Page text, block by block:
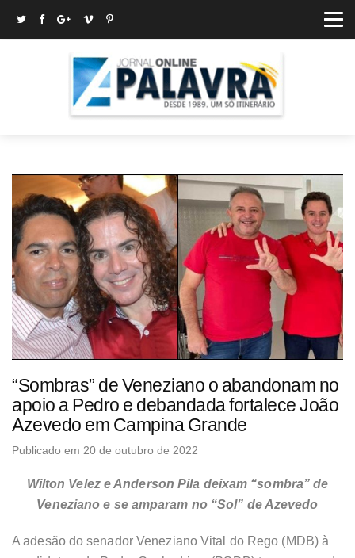
“Sombras” de Veneziano o abandonam no
apoio a Pedro e debandada fortalece João
Azevedo em Campina Grande
Publicado em 20 de outubro de 2022
Wilton Velez e Anderson Pila deixam “sombra” de
Veneziano e se amparam no “Sol” de Azevedo
A adesão do senador Veneziano Vital do Rego (MDB) à